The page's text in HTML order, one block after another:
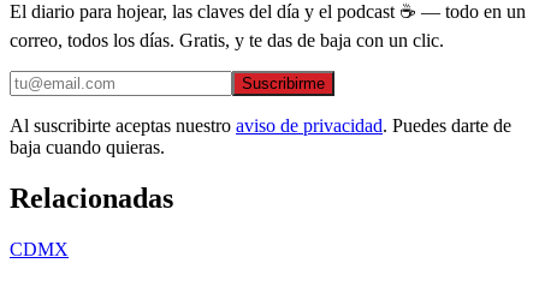
El diario para hojear, las claves del día y el podcast ☕ — todo en un
correo, todos los días. Gratis, y te das de baja con un clic.
Suscribirme
Al suscribirte aceptas nuestro aviso de privacidad. Puedes darte de
baja cuando quieras.
Relacionadas
CDMX